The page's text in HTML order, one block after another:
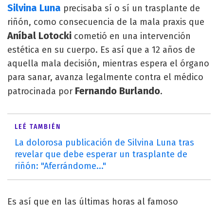
Silvina Luna precisaba sí o sí un trasplante de
riñón, como consecuencia de la mala praxis que
Aníbal Lotocki cometió en una intervención
estética en su cuerpo. Es así que a 12 años de
aquella mala decisión, mientras espera el órgano
para sanar, avanza legalmente contra el médico
patrocinada por Fernando Burlando.
LEÉ TAMBIÉN
La dolorosa publicación de Silvina Luna tras
revelar que debe esperar un trasplante de
riñón: "Aferrándome..."
Es así que en las últimas horas al famoso